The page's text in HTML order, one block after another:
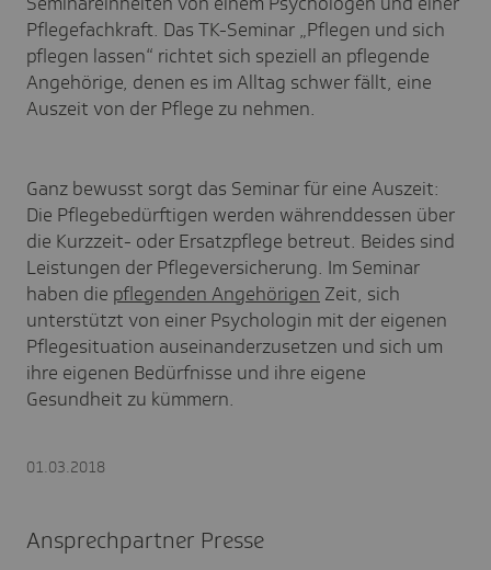
Pflegefachkraft. Das TK-Seminar „Pflegen und sich
pflegen lassen“ richtet sich speziell an pflegende
Angehörige, denen es im Alltag schwer fällt, eine
Auszeit von der Pflege zu nehmen.
Ganz bewusst sorgt das Seminar für eine Auszeit:
Die Pflegebedürftigen werden währenddessen über
die Kurzzeit- oder Ersatzpflege betreut. Beides sind
Leistungen der Pflegeversicherung. Im Seminar
haben die pflegenden Angehörigen Zeit, sich
unterstützt von einer Psychologin mit der eigenen
Pflegesituation auseinanderzusetzen und sich um
ihre eigenen Bedürfnisse und ihre eigene
Gesundheit zu kümmern.
01.03.2018
Ansprechpartner Presse